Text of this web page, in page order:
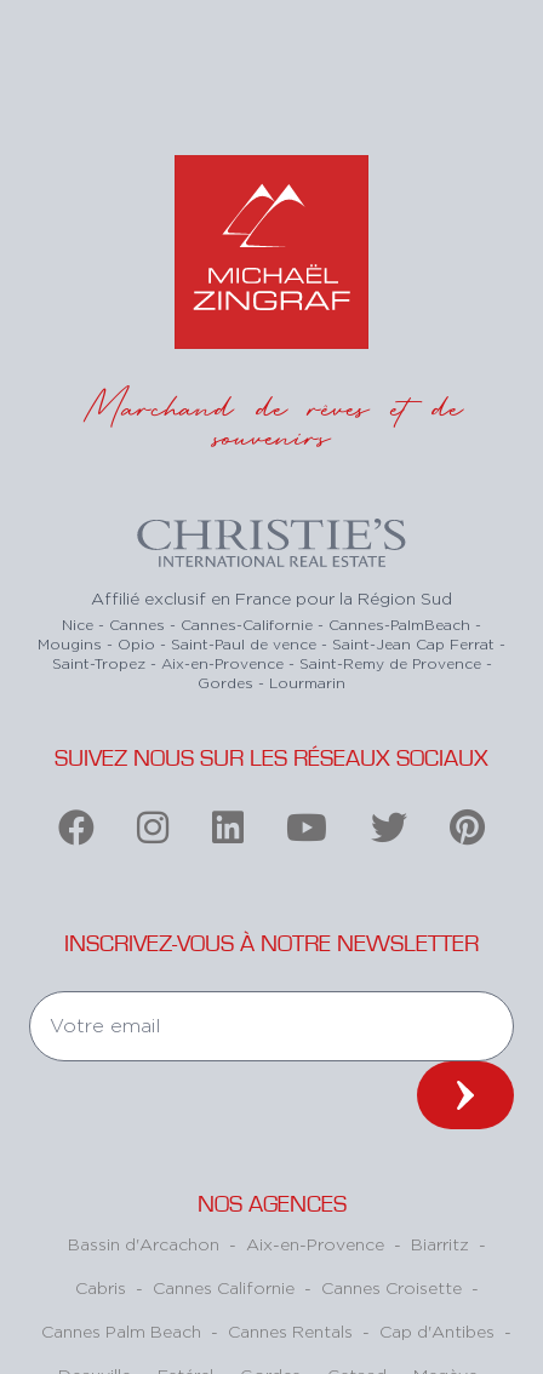
Marchand de rêves et de
souvenirs
Affilié exclusif en France pour la Région Sud
Nice - Cannes - Cannes-Californie - Cannes-PalmBeach -
Mougins - Opio - Saint-Paul de vence - Saint-Jean Cap Ferrat -
Saint-Tropez - Aix-en-Provence - Saint-Remy de Provence -
Gordes - Lourmarin
SUIVEZ NOUS SUR LES RÉSEAUX SOCIAUX
INSCRIVEZ-VOUS À NOTRE NEWSLETTER
NOS AGENCES
Bassin d'Arcachon - Aix-en-Provence - Biarritz -
Cabris - Cannes Californie - Cannes Croisette -
Cannes Palm Beach - Cannes Rentals - Cap d'Antibes -